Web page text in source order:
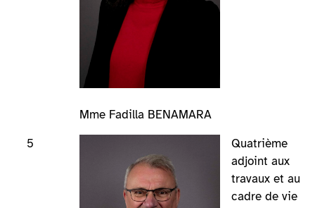
Mme Fadilla BENAMARA
5
Quatrième
adjoint aux
travaux et au
cadre de vie